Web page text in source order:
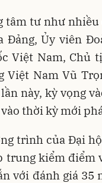
tâm tư như
Đảng, Ủy viên
Việt Nam, Chủ
Việt Nam Vũ
này, kỳ vọng
thời kỳ mới
trình của Đại
trung kiểm điểm
với đánh giá